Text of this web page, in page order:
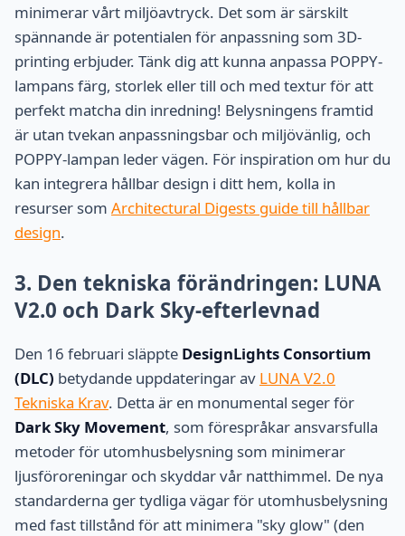
minimerar vårt miljöavtryck. Det som är särskilt
spännande är potentialen för anpassning som 3D-
printing erbjuder. Tänk dig att kunna anpassa POPPY-
lampans färg, storlek eller till och med textur för att
perfekt matcha din inredning! Belysningens framtid
är utan tvekan anpassningsbar och miljövänlig, och
POPPY-lampan leder vägen. För inspiration om hur du
kan integrera hållbar design i ditt hem, kolla in
resurser som Architectural Digests guide till hållbar
design.
3. Den tekniska förändringen: LUNA
V2.0 och Dark Sky-efterlevnad
Den 16 februari släppte DesignLights Consortium
(DLC) betydande uppdateringar av LUNA V2.0
Tekniska Krav. Detta är en monumental seger för
Dark Sky Movement, som förespråkar ansvarsfulla
metoder för utomhusbelysning som minimerar
ljusföroreningar och skyddar vår natthimmel. De nya
standarderna ger tydliga vägar för utomhusbelysning
med fast tillstånd för att minimera "sky glow" (den